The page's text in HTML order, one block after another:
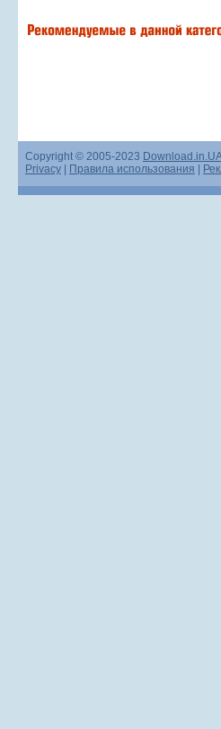
Copyright © 2005-2023
Privacy
Правила использования